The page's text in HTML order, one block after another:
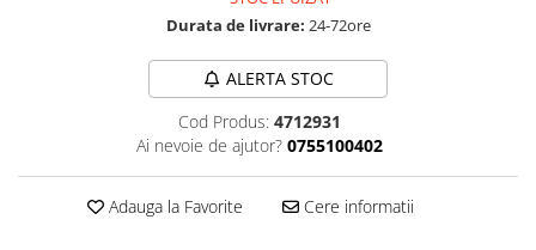
Durata de livrare: 24-72ore
ALERTA STOC
Cod Produs: 4712931
Ai nevoie de ajutor? 0755100402
Adauga la Favorite Cere informatii